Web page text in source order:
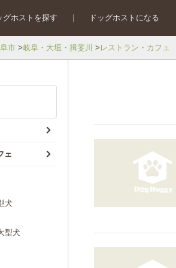
グホストを探す ドッグホストになる
市 岐阜・大垣・揖斐川 レストラン・カフェ
ェ
犬
型犬